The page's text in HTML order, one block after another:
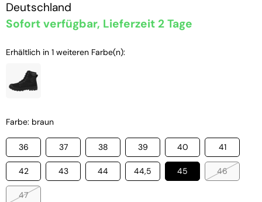
Deutschland
Sofort verfügbar, Lieferzeit 2 Tage
Erhältlich in 1 weiteren Farbe(n):
Farbe: braun
36 37 38 39 40 41
42 43 44 44,5 45 46
47